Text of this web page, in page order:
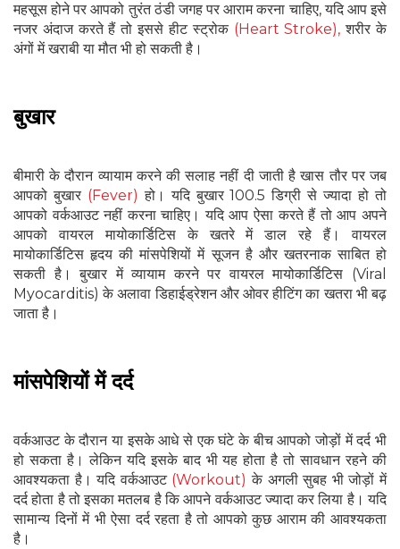
महसूस होने पर आपको तुरंत ठंडी जगह पर आराम करना चाहिए, यदि आप इसे
नजर अंदाज करते हैं तो इससे हीट स्ट्रोक (Heart Stroke), शरीर के
अंगों में खराबी या मौत भी हो सकती है।
बुखार
बीमारी के दौरान व्यायाम करने की सलाह नहीं दी जाती है खास तौर पर जब
आपको बुखार (Fever) हो। यदि बुखार 100.5 डिग्री से ज्यादा हो तो
आपको वर्कआउट नहीं करना चाहिए। यदि आप ऐसा करते हैं तो आप अपने
आपको वायरल मायोकार्डिटिस के खतरे में डाल रहे हैं। वायरल
मायोकार्डिटिस हृदय की मांसपेशियों में सूजन है और खतरनाक साबित हो
सकती है। बुखार में व्यायाम करने पर वायरल मायोकार्डिटिस (Viral
Myocarditis) के अलावा डिहाईड्रेशन और ओवर हीटिंग का खतरा भी बढ़
जाता है।
मांसपेशियों में दर्द
वर्कआउट के दौरान या इसके आधे से एक घंटे के बीच आपको जोड़ों में दर्द भी
हो सकता है। लेकिन यदि इसके बाद भी यह होता है तो सावधान रहने की
आवश्यकता है। यदि वर्कआउट (Workout) के अगली सुबह भी जोड़ों में
दर्द होता है तो इसका मतलब है कि आपने वर्कआउट ज्यादा कर लिया है। यदि
सामान्य दिनों में भी ऐसा दर्द रहता है तो आपको कुछ आराम की आवश्यकता
है।